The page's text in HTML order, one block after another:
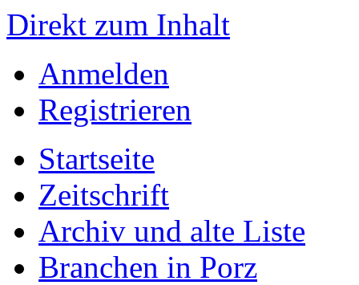
Direkt zum Inhalt
Anmelden
Registrieren
Startseite
Zeitschrift
Archiv und alte Liste
Branchen in Porz